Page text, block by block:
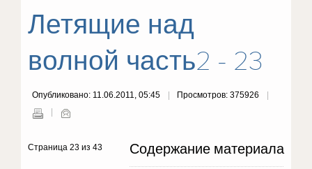
Летящие над
волной часть2 - 23
Опубликовано: 11.06.2011, 05:45 Просмотров: 375926
Содержание материала
Страница 23 из 43